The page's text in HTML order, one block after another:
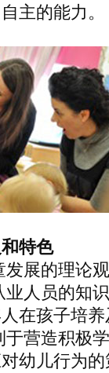
主的能力。
特色
展的理论
人员的知
在孩子培
营造积极
幼儿行为